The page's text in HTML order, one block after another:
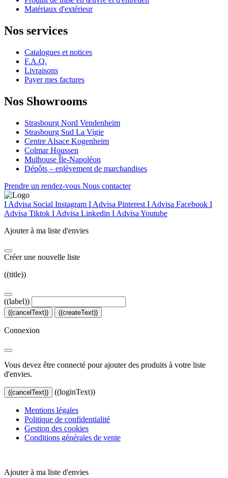
Matériaux d'extérieur
Nos services
Catalogues et notices
F.A.Q.
Livraisons
Payer mes factures
Nos Showrooms
Strasbourg Nord Vendenheim
Strasbourg Sud La Vigie
Centre Alsace Kogenheim
Colmar Houssen
Mulhouse Île-Napoléon
Dépôts – enlèvement de marchandises
Prendre un rendez-vous Nous contacter
I Advisa Social Instagram I Advisa Pinterest I Advisa Facebook I
Advisa Tiktok I Advisa Linkedin I Advisa Youtube
Ajouter à ma liste d'envies
Créer une nouvelle liste
((title))
((label))
((cancelText)) ((createText))
Connexion
Vous devez être connecté pour ajouter des produits à votre liste
d'envies.
((cancelText)) ((loginText))
Mentions légales
Politique de confidentialité
Gestion des cookies
Conditions générales de vente
Ajouter à ma liste d'envies